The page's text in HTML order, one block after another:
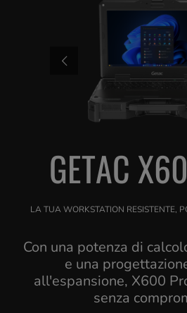
GETAC
LA TUA WORKSTATION RESISTENTE,
Con una potenza di
e una
all'espansione, X600
senza